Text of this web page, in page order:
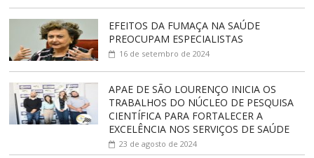
EFEITOS DA FUMAÇA NA SAÚDE
PREOCUPAM ESPECIALISTAS
16 de setembro de 2024
APAE DE SÃO LOURENÇO INICIA OS
TRABALHOS DO NÚCLEO DE PESQUISA
CIENTÍFICA PARA FORTALECER A
EXCELÊNCIA NOS SERVIÇOS DE SAÚDE
23 de agosto de 2024